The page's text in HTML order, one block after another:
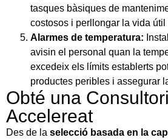
tasques bàsiques de
costosos i perllongar la vida útil
Alarmes de temperatura:
avisin el personal quan la
excedeix els límits establerts
productes peribles i assegurar
Obté una
Accelereat
Des de la selecció basada en la